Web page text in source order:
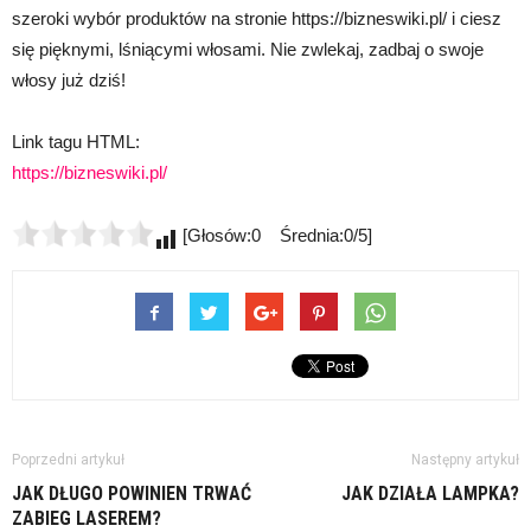
szeroki wybór produktów na stronie https://bizneswiki.pl/ i ciesz
się pięknymi, lśniącymi włosami. Nie zwlekaj, zadbaj o swoje
włosy już dziś!
Link tagu HTML:
https://bizneswiki.pl/
[Głosów:0 Średnia:0/5]
Poprzedni artykuł
JAK DŁUGO POWINIEN TRWAĆ
ZABIEG LASEREM?
Następny artykuł
JAK DZIAŁA LAMPKA?